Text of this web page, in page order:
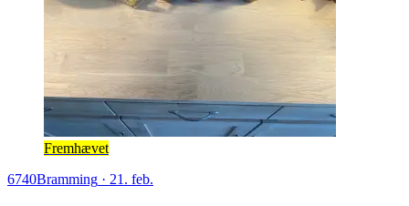
Fremhævet
6740Bramming · 21. feb.